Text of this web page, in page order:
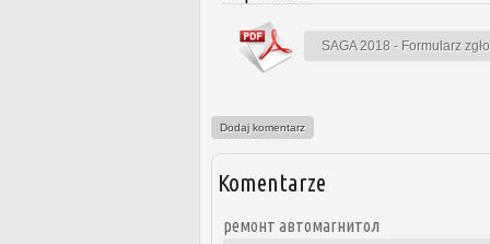
SAGA 2018 - Formularz
Dodaj komentarz
Komentarze
ремонт автомагнитол